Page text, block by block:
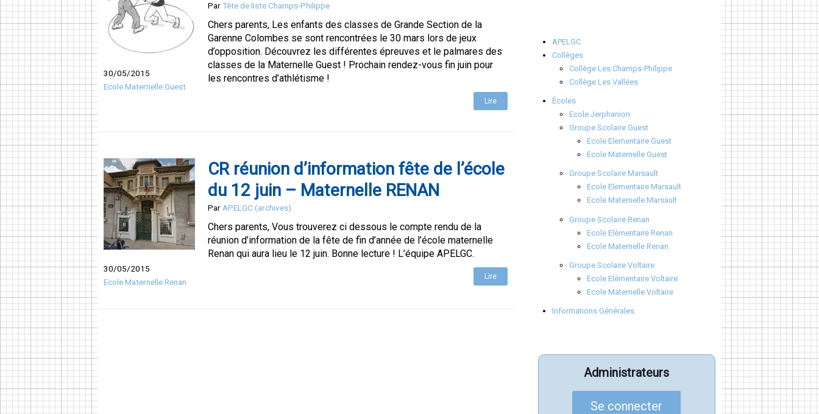
30/05/2015
Ecole Maternelle Guest
ParTête de liste Champs-Philippe
Chers parents, Les enfants des classes de Grande Section de la
Garenne Colombes se sont rencontrées le 30 mars lors de jeux
d’opposition. Découvrez les différentes épreuves et le palmares des
classes de la Maternelle Guest ! Prochain rendez-vous fin juin pour
les rencontres d’athlétisme !
Lire
30/05/2015
Ecole Maternelle Renan
CR réunion d’information fête de l’école
du 12 juin – Maternelle RENAN
Par APELGC (archives)
Chers parents, Vous trouverez ci dessous le compte rendu de la
réunion d’information de la fête de fin d’année de l’école maternelle
Renan qui aura lieu le 12 juin. Bonne lecture ! L’équipe APELGC.
Lire
APELGC
Collèges
Collège Les Champs-Philippe
Collège Les Vallées
Écoles
Ecole Jerphanion
Groupe Scolaire Guest
Ecole Elementaire Guest
Ecole Maternelle Guest
Groupe Scolaire Marsault
Ecole Elementaire Marsault
Ecole Maternelle Marsault
Groupe Scolaire Renan
Ecole Elémentaire Renan
Ecole Maternelle Renan
Groupe Scolaire Voltaire
Ecole Elémentaire Voltaire
Ecole Maternelle Voltaire
Informations Générales
Administrateurs
Se connecter